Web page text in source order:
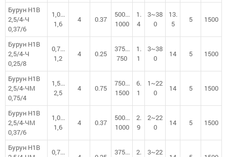
Бурун Н1В
2,5/4-Ч
0,37/6
1,0...
1,6
4 0.37
500...
1000
1.
4
3~38
0
13.
5
5 1500
Бурун Н1В
2,5/4-Ч
0,25/8
0,7...
1,2
4 0.25
375...
750
1.
1
3~38
0
14 5 1500
Бурун Н1В
2,5/4-ЧМ
0,75/4
1,5...
2,5
4 0.75
750...
1500
6.
1
1~22
0
14 5 1500
Бурун Н1В
2,5/4-ЧМ
0,37/6
1,0...
1,6
4 0.37
500...
1000
2.
9
2~22
0
14 5 1500
Бурун Н1В
0,7...
375...
2.
3~22